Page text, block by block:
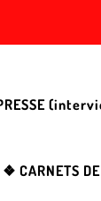
❖ CARNETS